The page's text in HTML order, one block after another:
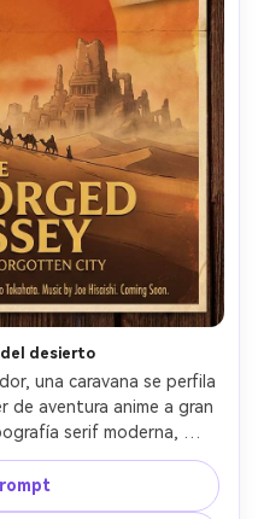
del desierto
una caravana se perfila
aventura anime a gran
serif moderna,
gráfica, sellos
la parte inferior, espacio
lente de 85mm, poca